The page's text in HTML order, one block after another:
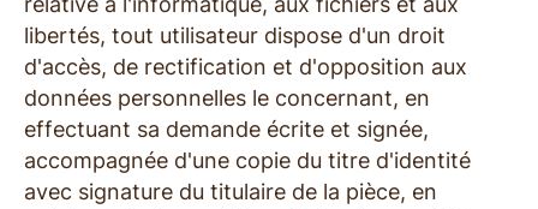
libertés, tout utilisateur dispose d'un droit
d'accès, de rectification et d'opposition aux
données personnelles le concernant, en
effectuant sa demande écrite et signée,
accompagnée d'une copie du titre d'identité
avec signature du titulaire de la pièce, en